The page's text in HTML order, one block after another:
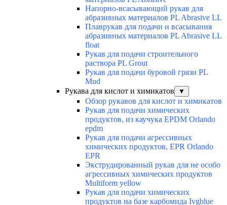
Напорно-всасывающий рукав для
абразивных материалов PL Abrasive LL
Плаврукав для подачи и всасывания
абразивных материалов PL Abrasive LL
float
Рукав для подачи строительного
раствора PL Grout
Рукав для подачи буровой грязи PL
Mud
Рукава для кислот и химикатов
▼
Обзор рукавов для кислот и химикатов
Рукав для подачи химических
продуктов, из каучука EPDM Orlando
epdm
Рукав для подачи агрессивных
химических продуктов, EPR Orlando
EPR
Экструдированный рукав для не особо
агрессивных химических продуктов
Multiform yellow
Рукав для подачи химических
продуктов на базе карбомида Ivgblue